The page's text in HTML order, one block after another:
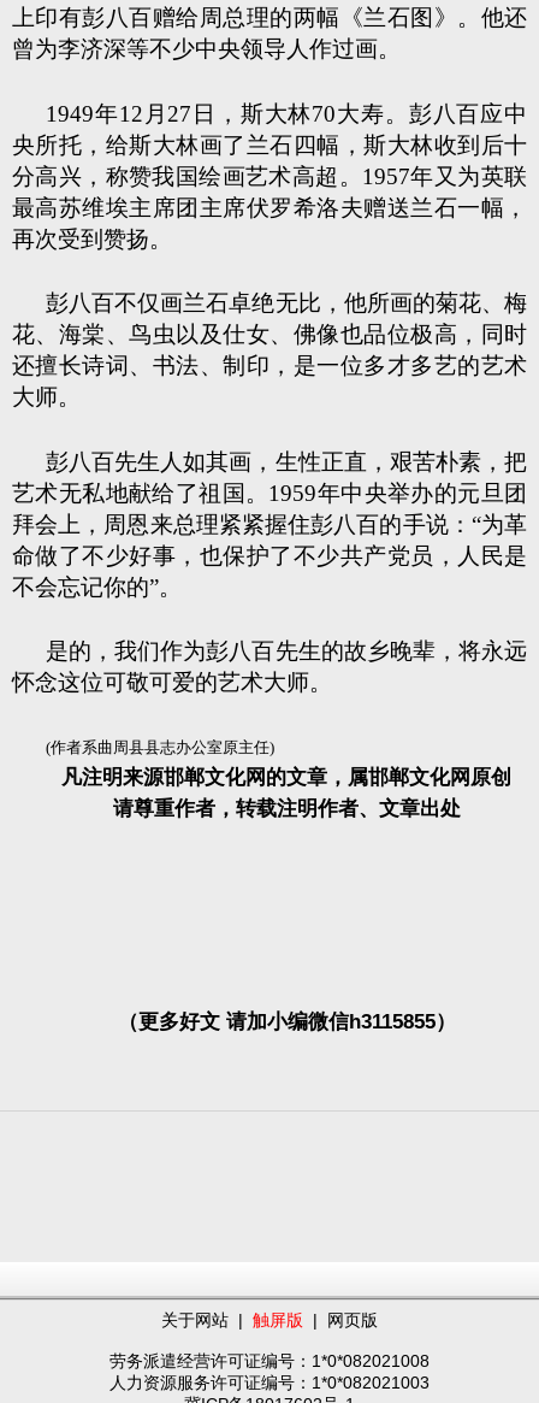
上印有彭八百赠给周总理的两幅《兰石图》。他还
曾为李济深等不少中央领导人作过画。
1949年12月27日，斯大林70大寿。彭八百应中
央所托，给斯大林画了兰石四幅，斯大林收到后十
分高兴，称赞我国绘画艺术高超。1957年又为英联
最高苏维埃主席团主席伏罗希洛夫赠送兰石一幅，
再次受到赞扬。
彭八百不仅画兰石卓绝无比，他所画的菊花、梅
花、海棠、鸟虫以及仕女、佛像也品位极高，同时
还擅长诗词、书法、制印，是一位多才多艺的艺术
大师。
彭八百先生人如其画，生性正直，艰苦朴素，把
艺术无私地献给了祖国。1959年中央举办的元旦团
拜会上，周恩来总理紧紧握住彭八百的手说：“为革
命做了不少好事，也保护了不少共产党员，人民是
不会忘记你的”。
是的，我们作为彭八百先生的故乡晚辈，将永远
怀念这位可敬可爱的艺术大师。
(作者系曲周县县志办公室原主任)
凡注明来源邯郸文化网的文章，属邯郸文化网原创
请尊重作者，转载注明作者、文章出处
（更多好文 请加小编微信h3115855）
关于网站 | 触屏版 | 网页版
劳务派遣经营许可证编号：1*0*082021008
人力资源服务许可证编号：1*0*082021003